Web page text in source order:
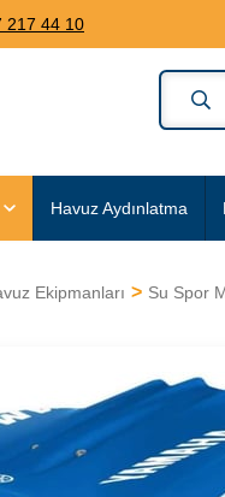
217 44 10
Havuz Aydınlatma
Ekipmanları Su Spor